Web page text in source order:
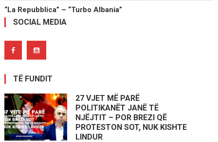
“La Repubblica” – “Turbo Albania”
SOCIAL MEDIA
TË FUNDIT
27 VJET MË PARË
POLITIKANËT JANË TË
NJËJTIT – POR BREZI QË
PROTESTON SOT, NUK KISHTE
LINDUR